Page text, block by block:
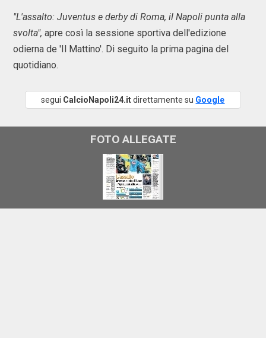
"L'assalto: Juventus e derby di Roma, il Napoli punta alla
svolta", apre così la sessione sportiva dell'edizione
odierna de 'Il Mattino'. Di seguito la prima pagina del
quotidiano.
segui CalcioNapoli24.itdirettamente su Google
FOTO ALLEGATE